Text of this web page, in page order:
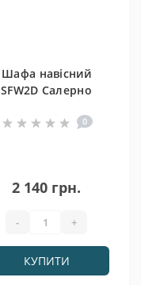
Шафа навісний
SFW2D Салерно
0
2 140 грн.
- +
КУПИТИ